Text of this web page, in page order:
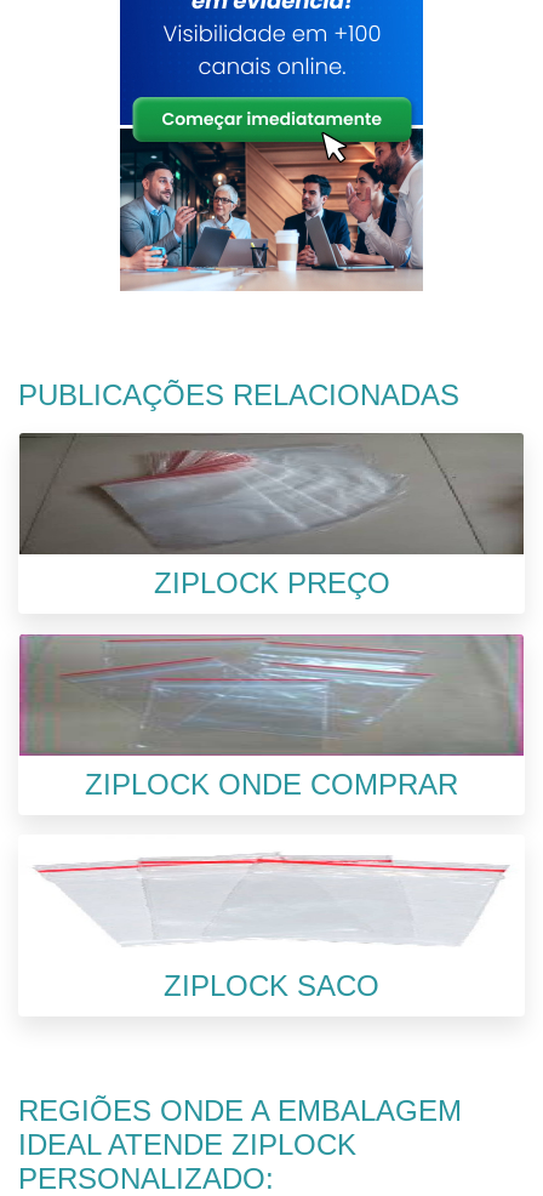
PUBLICAÇÕES RELACIONADAS
ZIPLOCK PREÇO
ZIPLOCK ONDE COMPRAR
ZIPLOCK SACO
REGIÕES ONDE A EMBALAGEM
IDEAL ATENDE ZIPLOCK
PERSONALIZADO: